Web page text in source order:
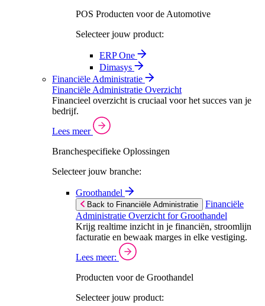
POS Producten voor de Automotive
Selecteer jouw product:
ERP One
Dimasys
Financiële Administratie
Financiële Administratie Overzicht
Financieel overzicht is cruciaal voor het succes van je
bedrijf.
Lees meer
Branchespecifieke Oplossingen
Selecteer jouw branche:
Groothandel
Back to Financiële Administratie
Financiële
Administratie Overzicht for Groothandel
Krijg realtime inzicht in je financiën, stroomlijn
facturatie en bewaak marges in elke vestiging.
Lees meer:
Producten voor de Groothandel
Selecteer jouw product: